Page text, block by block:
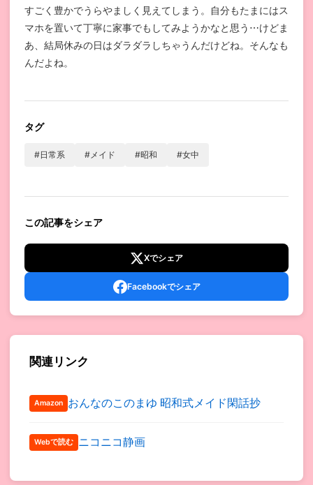
すごく豊かでうらやましく見えてしまう。自分もたまにはス
マホを置いて丁寧に家事でもしてみようかなと思う⋯けどま
あ、結局休みの日はダラダラしちゃうんだけどね。そんなも
んだよね。
タグ
#日常系 #メイド #昭和 #女中
この記事をシェア
Xでシェア
Facebookでシェア
関連リンク
Amazon おんなのこのまゆ 昭和式メイド閑話抄
Webで読む ニコニコ静画